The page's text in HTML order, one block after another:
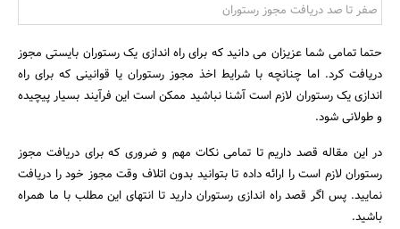
صفر تا صد دریافت مجوز رستوران
حتما تمامی شما عزیزان می دانید که برای راه اندازی یک رستوران بایستی مجوز
دریافت کرد. اما چنانچه با شرایط اخذ مجوز رستوران یا قوانینی که برای راه
اندازی یک رستوران لازم است آشنا نباشید ممکن است این فرآیند بسیار پیچیده
و طولانی شود.
در این مقاله قصد داریم تا تمامی نکات مهم و ضروری که برای دریافت مجوز
رستوران لازم است را ارائه داده تا بتوانید بدون اتلاف وقت مجوز خود را دریافت
نمایید. پس اگر قصد راه اندازی رستوران دارید تا انتهای این مطلب با ما همراه
باشید.